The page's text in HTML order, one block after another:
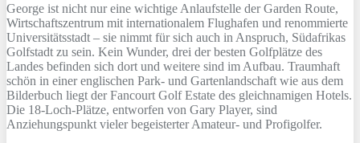
George ist nicht nur eine wichtige Anlaufstelle der Garden Route,
Wirtschaftszentrum mit internationalem Flughafen und renommierte
Universitätsstadt – sie nimmt für sich auch in Anspruch, Südafrikas
Golfstadt zu sein. Kein Wunder, drei der besten Golfplätze des
Landes befinden sich dort und weitere sind im Aufbau. Traumhaft
schön in einer englischen Park- und Gartenlandschaft wie aus dem
Bilderbuch liegt der Fancourt Golf Estate des gleichnamigen Hotels.
Die 18-Loch-Plätze, entworfen von Gary Player, sind
Anziehungspunkt vieler begeisterter Amateur- und Profigolfer.